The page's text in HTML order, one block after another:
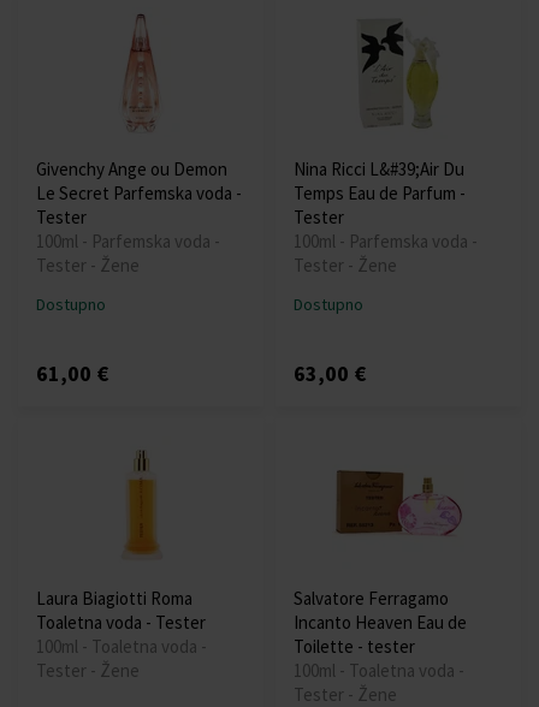
Givenchy Ange ou Demon
Le Secret Parfemska voda -
Tester
100ml - Parfemska voda -
Tester - Žene
Dostupno
61,00 €
Nina Ricci L&#39;Air Du
Temps Eau de Parfum -
Tester
100ml - Parfemska voda -
Tester - Žene
Dostupno
63,00 €
Laura Biagiotti Roma
Toaletna voda - Tester
100ml - Toaletna voda -
Tester - Žene
Salvatore Ferragamo
Incanto Heaven Eau de
Toilette - tester
100ml - Toaletna voda -
Tester - Žene